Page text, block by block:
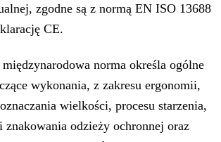
zgodne są z normą EN ISO 13688
CE.
norma określa ogólne
wykonania, z zakresu ergonomii,
wielkości, procesu starzenia,
odzieży ochronnej oraz